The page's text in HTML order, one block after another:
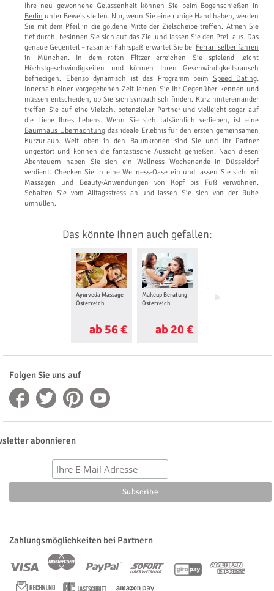
Ihre neu gewonnene Gelassenheit können Sie beim Bogenschießen in
Berlin unter Beweis stellen. Nur, wenn Sie eine ruhige Hand haben, werden
Sie mit dem Pfeil in die goldene Mitte der Zielscheibe treffen. Atmen Sie
tief durch, besinnen Sie sich auf das Ziel und lassen Sie den Pfeil aus. Das
genaue Gegenteil – rasanter Fahrspaß erwartet Sie bei Ferrari selber fahren
in München. In dem roten Flitzer erreichen Sie spielend leicht
Höchstgeschwindigkeiten und können Ihren Geschwindigkeitsrausch
befriedigen. Ebenso dynamisch ist das Programm beim Speed Dating.
Innerhalb einer vorgegebenen Zeit lernen Sie Ihr Gegenüber kennen und
müssen entscheiden, ob Sie sich sympathisch finden. Kurz hintereinander
treffen Sie auf eine Vielzahl potenzieller Partner und vielleicht sogar auf
die Liebe Ihres Lebens. Wenn Sie sich tatsächlich verlieben, ist eine
Baumhaus Übernachtungdas ideale Erlebnis für den ersten gemeinsamen
Kurzurlaub. Weit oben in den Baumkronen sind Sie und Ihr Partner
ungestört und können die fantastische Aussicht genießen. Nach diesen
Abenteuern haben Sie sich ein Wellness Wochenende in Düsseldorf
verdient. Checken Sie in eine Wellness-Oase ein und lassen Sie sich mit
Massagen und Beauty-Anwendungen von Kopf bis Fuß verwöhnen.
Schalten Sie vom Alltagsstress ab und lassen Sie sich von der Ruhe
umhüllen.
Das könnte Ihnen auch gefallen:
Ayurveda Massage
Österreich
ab 56 €
Makeup Beratung
Österreich
ab 20 €
Skikurs Österreich
Folgen Sie uns auf
abonnieren
Zahlungsmöglichkeiten bei Partnern